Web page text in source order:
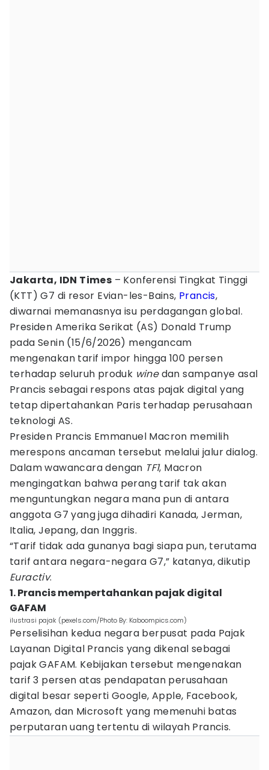
Jakarta, IDN Times – Konferensi Tingkat Tinggi
(KTT) G7 di resor Evian-les-Bains, Prancis,
diwarnai memanasnya isu perdagangan global.
Presiden Amerika Serikat (AS) Donald Trump
pada Senin (15/6/2026) mengancam
mengenakan tarif impor hingga 100 persen
terhadap seluruh produk winedan sampanye asal
Prancis sebagai respons atas pajak digital yang
tetap dipertahankan Paris terhadap perusahaan
teknologi AS.
Presiden Prancis Emmanuel Macron memilih
merespons ancaman tersebut melalui jalur dialog.
Dalam wawancara dengan TF1, Macron
mengingatkan bahwa perang tarif tak akan
menguntungkan negara mana pun di antara
anggota G7 yang juga dihadiri Kanada, Jerman,
Italia, Jepang, dan Inggris.
“Tarif tidak ada gunanya bagi siapa pun, terutama
tarif antara negara-negara G7,” katanya, dikutip
Euractiv.
1. Prancis mempertahankan pajak digital
GAFAM
ilustrasi pajak (pexels.com/Photo By: Kaboompics.com)
Perselisihan kedua negara berpusat pada Pajak
Layanan Digital Prancis yang dikenal sebagai
pajak GAFAM. Kebijakan tersebut mengenakan
tarif 3 persen atas pendapatan perusahaan
digital besar seperti Google, Apple, Facebook,
Amazon, dan Microsoft yang memenuhi batas
perputaran uang tertentu di wilayah Prancis.